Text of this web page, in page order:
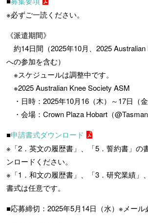
※必ずご一読ください。
《派遣期間》
・約14日間（2025年10月、2025
への参加を含む）
・※スケジュールは調整中です。
・※2025 Australian Knee Society ASM
・日時：2025年10月16（木）～17日（金
・会場：Crown Plaza Hobart（
■申請書式ダウンロード
※「2．英文の履歴書」、「5．誓約書」の
ンロードください。
※「1．和文の履歴書」、「3．研究業績」
書式は任意です。
■応募締切：2025年5月14日（水）※メール